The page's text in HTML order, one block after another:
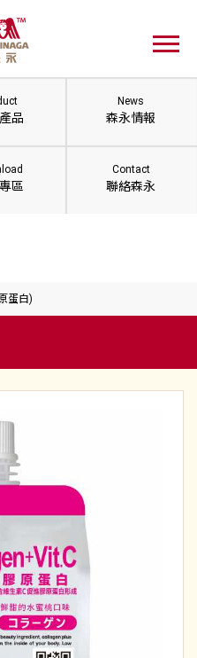
品
News
森永情報
區
Contact
聯絡森永
蛋白)